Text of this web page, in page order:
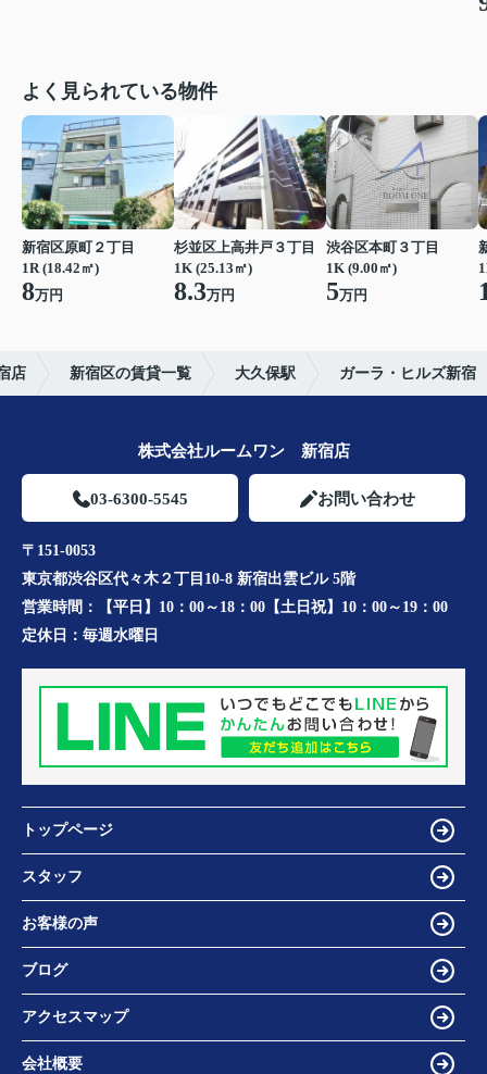
よく見られている物件
新宿区原町２丁目
1R (18.42㎡)
8万円
杉並区上高井戸３丁目
1K (25.13㎡)
8.3万円
渋谷区本町３丁目
1K (9.00㎡)
5万円
店 新宿区の賃貸一覧 大久保駅 ガーラ・ヒルズ新宿
株式会社ルームワン 新宿店
03-6300-5545 お問い合わせ
〒151-0053
東京都渋谷区代々木２丁目10-8 新宿出雲ビル 5階
営業時間：
【平日】10：00～18：00【土日祝】10：00～19：00
定休日： 毎週水曜日
トップページ
スタッフ
お客様の声
ブログ
アクセスマップ
会社概要